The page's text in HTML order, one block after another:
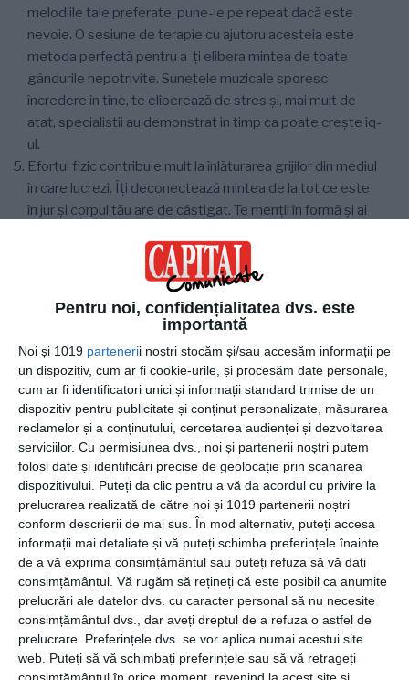
Pentru noi, confidențialitatea dvs. este
importantă
Noi și 1019 partenerii noștri stocăm și/sau accesăm informații pe
un dispozitiv, cum ar fi cookie-urile, și procesăm date personale,
cum ar fi identificatori unici și informații standard trimise de un
dispozitiv pentru publicitate și conținut personalizate, măsurarea
reclamelor și a conținutului, cercetarea audienței și dezvoltarea
serviciilor. Cu permisiunea dvs., noi și partenerii noștri putem
folosi date și identificări precise de geolocație prin scanarea
dispozitivului. Puteți da clic pentru a vă da acordul cu privire la
prelucrarea realizată de către noi și 1019 partenerii noștri
conform descrierii de mai sus. În mod alternativ, puteți accesa
informații mai detaliate și vă puteți schimba preferințele înainte
de a vă exprima consimțământul sau puteți refuza să vă dați
consimțământul. Vă rugăm să rețineți că este posibil ca anumite
prelucrări ale datelor dvs. cu caracter personal să nu necesite
consimțământul dvs., dar aveți dreptul de a refuza o astfel de
prelucrare. Preferințele dvs. se vor aplica numai acestui site
web. Puteți să vă schimbați preferințele sau să vă retrageți
melodiile tale preferate, pune-le pe repeat dacă este
nevoie. O sesiune de terapie cu ajutoru acesteia este
metoda perfectă pentru a-ți elibera mintea de toate
gândurile nepotrivite. Sunetele muzicale sporesc
încredere în tine, te eliberează de stres și, mai mult de
atat, specialistii au demonstrat in timp ca poate crește iq-
ul.
Efortul fizic contribuie mult la înlăturarea grijilor din mediul
în care lucrezi. Îți deconectează mintea de la tot ce este
în jur și corpul tău are de câștigat. Te menții în formă și ai
fizic bine structurat, apar frustrările iar încrederea în sine
scade considerabil. Exercițiile fizice ne ghidează către
eliminarea kilogramelor în plus, ceea ce înseamnă că
frustrările dispar și încrederea în sine este prezentă.
În concluzie, fiecare pas pe care îl faci este constructiv și
important pentru o stare de bine și mai ales pentru
sănătate. Ideile menționate mai sus vin în ajutorul tău si
oricare dintre acestea au rolul de a te menține într-o
formă cât mai bună și de invidiat, dar și de a beneficia de
relaxare. Alege ceea ce consideri că este potrivit pentru
tine!
Sursa foto: www.shutterstock.com
CATEGORII
COMUNICATE GENERALE